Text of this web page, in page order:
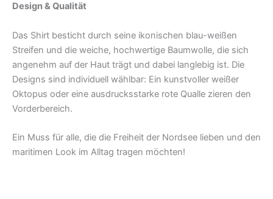
Design & Qualität
Das Shirt besticht durch seine ikonischen blau-weißen
Streifen und die weiche, hochwertige Baumwolle, die sich
angenehm auf der Haut trägt und dabei langlebig ist. Die
Designs sind individuell wählbar: Ein kunstvoller weißer
Oktopus oder eine ausdrucksstarke rote Qualle zieren den
Vorderbereich.
Ein Muss für alle, die die Freiheit der Nordsee lieben und den
maritimen Look im Alltag tragen möchten!